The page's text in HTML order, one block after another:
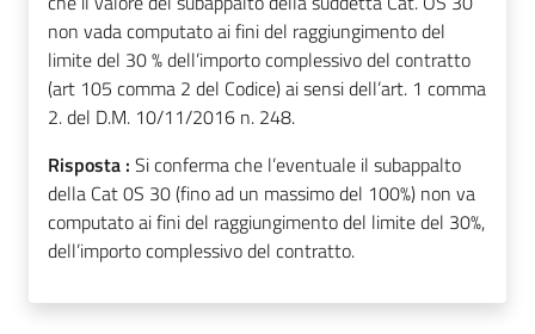
non vada computato ai fini del raggiungimento del
limite del 30 % dell’importo complessivo del contratto
(art 105 comma 2 del Codice) ai sensi dell’art. 1 comma
2. del D.M. 10/11/2016 n. 248.
Risposta : Si conferma che l’eventuale il subappalto
della Cat 0S 30 (fino ad un massimo del 100%) non va
computato ai fini del raggiungimento del limite del 30%,
dell’importo complessivo del contratto.